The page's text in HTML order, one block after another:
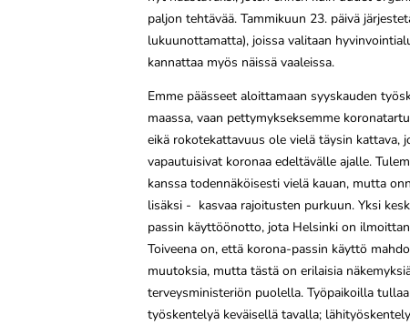
paljon tehtävää. Tammikuun 23. päivä
lukuunottamatta), joissa valitaan
kannattaa myös näissä vaaleissa.
Emme päässeet aloittamaan syyskauden
maassa, vaan pettymykseksemme
eikä rokotekattavuus ole vielä täysin
vapautuisivat koronaa edeltävälle ajalle.
kanssa todennäköisesti vielä kauan, mutta
lisäksi - kasvaa rajoitusten purkuun. Yksi
passin käyttöönotto, jota Helsinki on
Toiveena on, että korona-passin käyttö
muutoksia, mutta tästä on erilaisia
terveysministeriön puolella. Työpaikoilla
työskentelyä keväisellä tavalla;